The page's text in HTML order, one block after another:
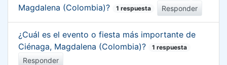
Magdalena (Colombia)?
1 respuesta Responder
¿Cuál es el evento o fiesta más importante de
Ciénaga, Magdalena (Colombia)?
1 respuesta
Responder